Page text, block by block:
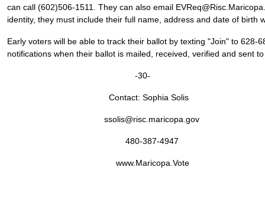
can call (602)506-1511. They can also email
identity, they must include their full name, address and date of birth
Early voters will be able to track their ballot by texting "Join" to 628-
notifications when their ballot is mailed, received, verified and sent
-30-
Contact: Sophia Solis
ssolis@risc.maricopa.gov
480-387-4947
www.Maricopa.Vote